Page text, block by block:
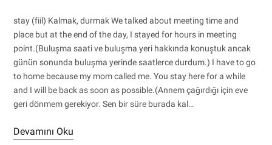
stay (fiil) Kalmak, durmak We talked about meeting time and
place but at the end of the day, I stayed for hours in meeting
point.(Buluşma saati ve buluşma yeri hakkında konuştuk ancak
günün sonunda buluşma yerinde saatlerce durdum.) I have to go
to home because my mom called me. You stay here for a while
and I will be back as soon as possible.(Annem çağırdığı için eve
geri dönmem gerekiyor. Sen bir süre burada kal…
Devamını Oku